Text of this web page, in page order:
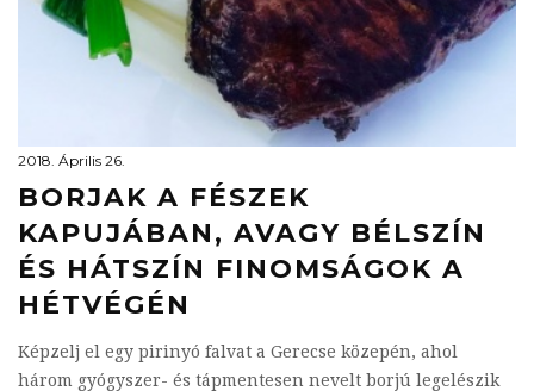
2018. Április 26.
BORJAK A FÉSZEK
KAPUJÁBAN, AVAGY BÉLSZÍN
ÉS HÁTSZÍN FINOMSÁGOK A
HÉTVÉGÉN
Képzelj el egy pirinyó falvat a Gerecse közepén, ahol
három gyógyszer- és tápmentesen nevelt borjú legelészik